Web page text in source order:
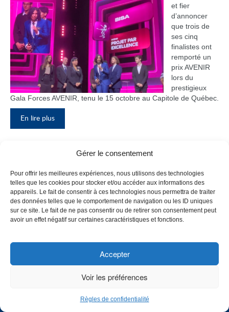
Gérer le consentement
Pour offrir les meilleures expériences, nous utilisons des technologies
telles que les cookies pour stocker et/ou accéder aux informations des
appareils. Le fait de consentir à ces technologies nous permettra de traiter
des données telles que le comportement de navigation ou les ID uniques
sur ce site. Le fait de ne pas consentir ou de retirer son consentement peut
avoir un effet négatif sur certaines caractéristiques et fonctions.
Accepter
Voir les préférences
Règles de confidentialité
et fier
d’annoncer
que trois de
ses cinq
finalistes ont
remporté un
prix AVENIR
lors du
prestigieux
Gala Forces AVENIR, tenu le 15 octobre au Capitole de Québec.
En lire plus
bloc F
Le Collège de
Maisonneuve
a inauguré
CHOISISSEZ UN PROFIL